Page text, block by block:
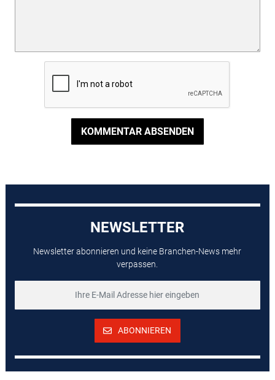
KOMMENTAR ABSENDEN
NEWSLETTER
Newsletter abonnieren und keine Branchen-News mehr
verpassen.
ABONNIEREN